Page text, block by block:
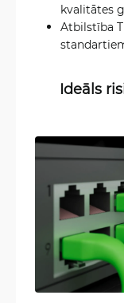
kvalitātes
Atbilstība
Ideāls